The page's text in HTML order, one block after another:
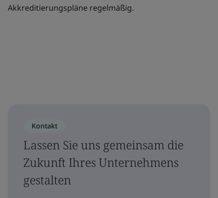
Akkreditierungspläne regelmäßig.
Kontakt
Lassen Sie uns gemeinsam die
Zukunft Ihres Unternehmens
gestalten